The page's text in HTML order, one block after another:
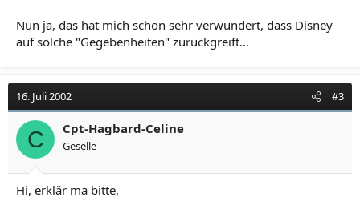
Nun ja, das hat mich schon sehr verwundert, dass Disney
auf solche "Gegebenheiten" zurückgreift...
16. Juli 2002 #3
C Cpt-Hagbard-Celine
Geselle
Hi, erklär ma bitte,